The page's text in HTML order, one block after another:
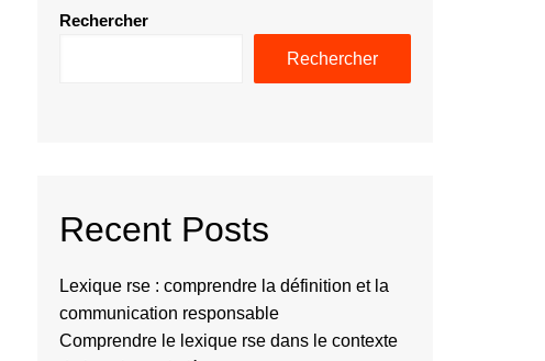
Rechercher
Rechercher
Recent Posts
Lexique rse : comprendre la définition et la
communication responsable
Comprendre le lexique rse dans le contexte